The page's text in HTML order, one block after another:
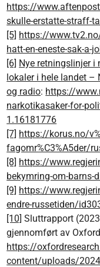
https://
skulle-erstatte-straff-
[5] https://
hatt-en-eneste-sak-a-
[6] Nye retningslinjer i
lokaler i hele landet –
og radio: https://
narkotikasaker-for-
1.16181776
[7] https://korus.no/
fagomr%C3%A5der/
[8] https://
bekymring-om-
[9] https://
endre-russetiden/
[10] Sluttrapport
gjennomført av
https://
content/uploads/